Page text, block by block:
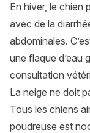
En hiver, le chien
avec de la
abdominales.
une flaque d’eau
consultation
La neige ne doit
Tous les chiens
poudreuse est